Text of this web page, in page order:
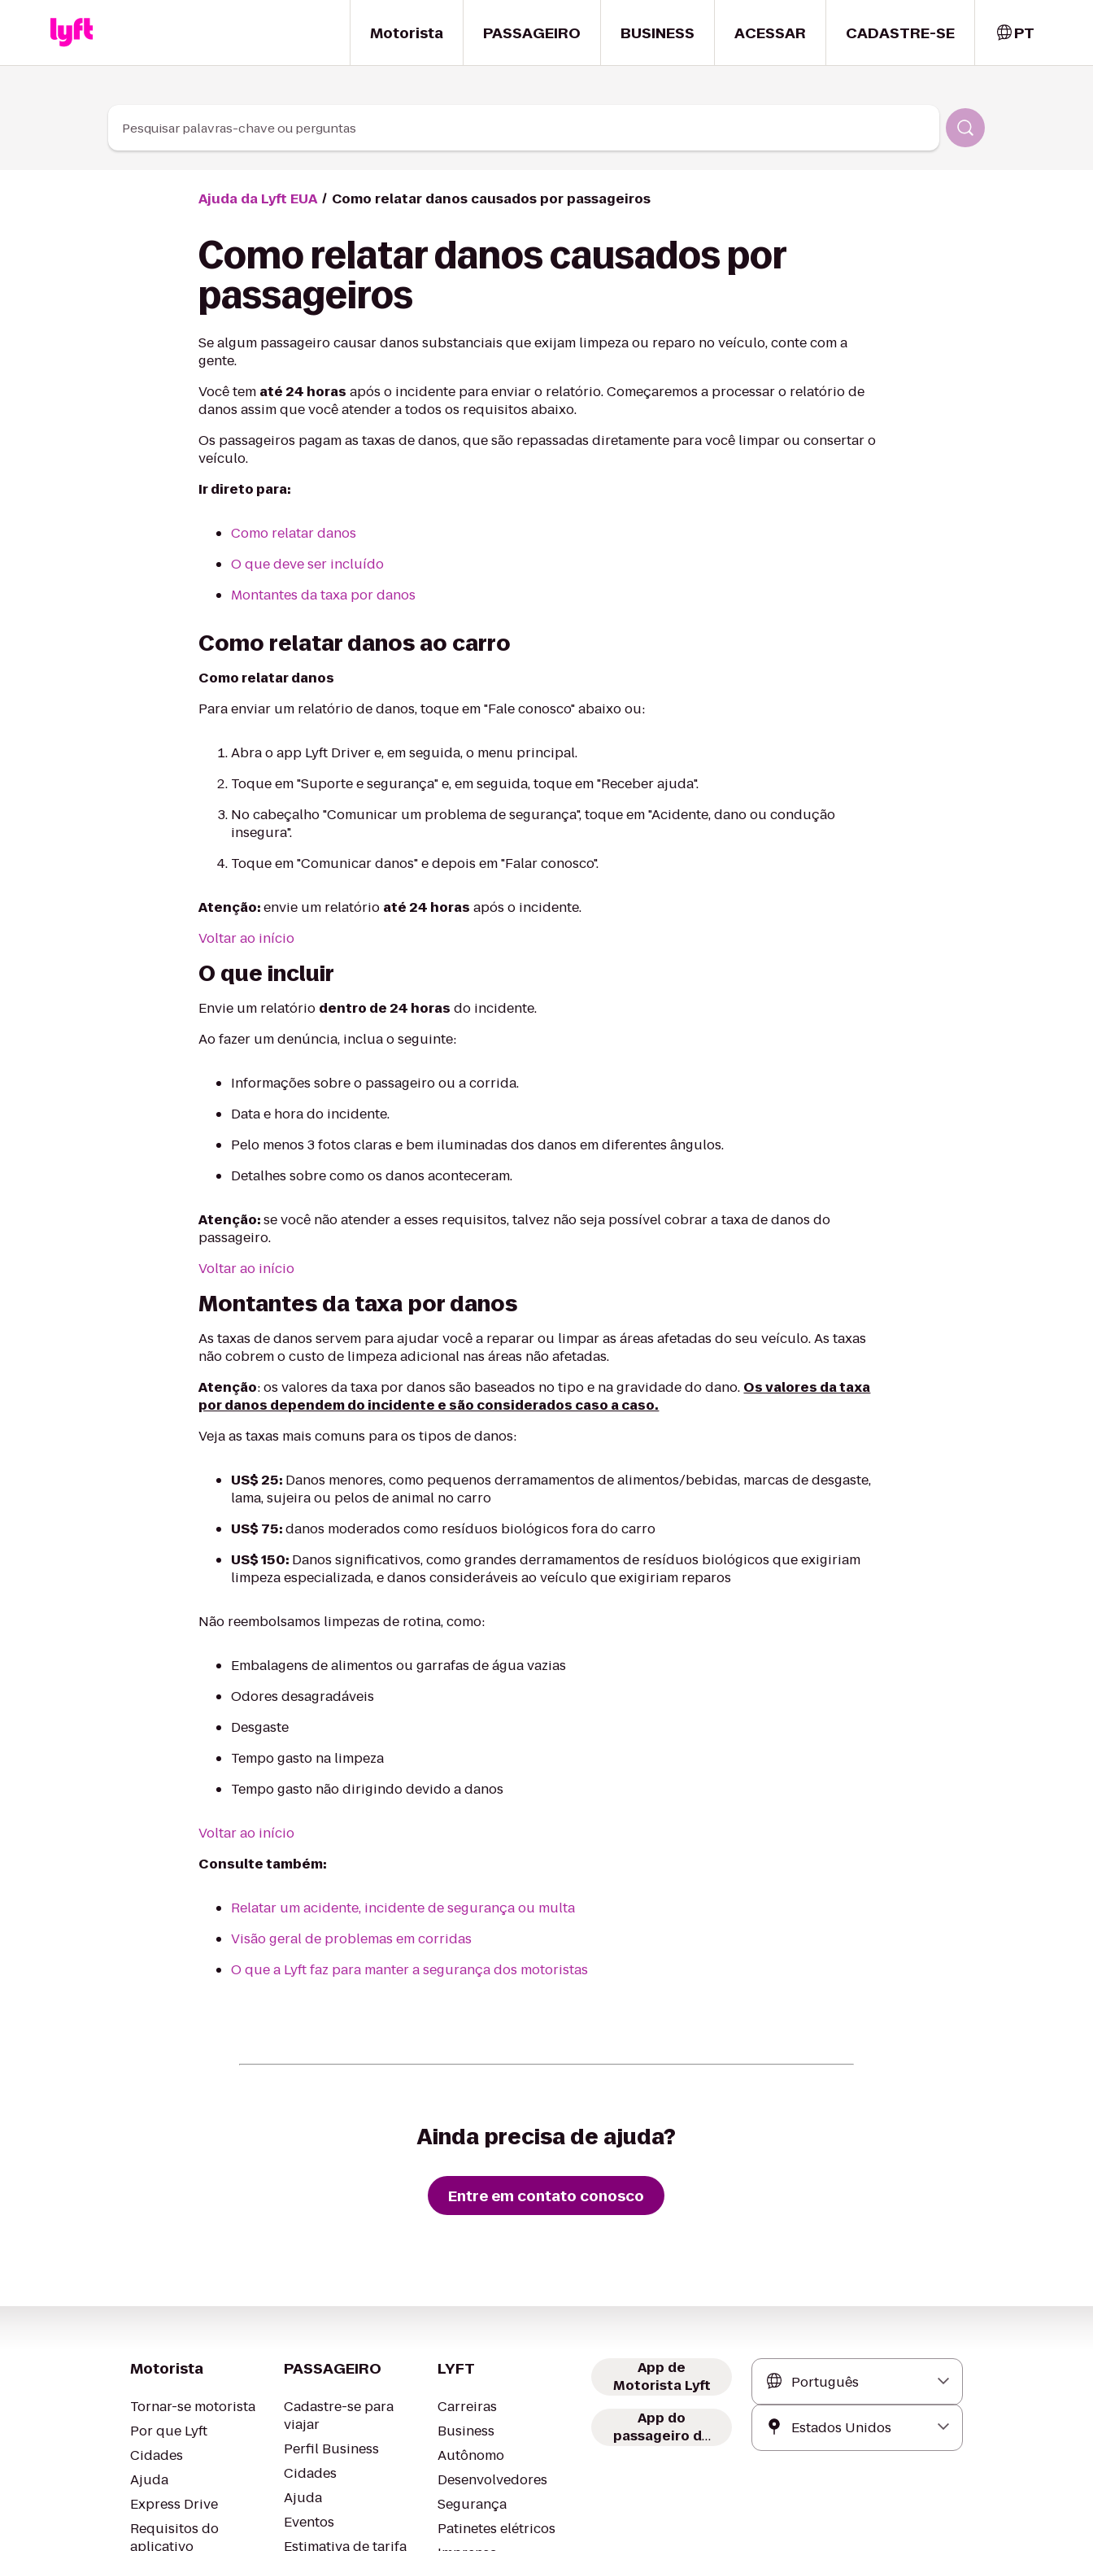
Motorista PASSAGEIRO BUSINESS ACESSAR CADASTRE-SE PT
Pesquisar palavras-chave ou perguntas
Ajuda da Lyft EUA Como relatar danos causados por passageiros
Como relatar danos causados por
passageiros
Se algum passageiro causar danos substanciais que exijam limpeza ou reparo no veículo, conte com a
gente.
Você tem até 24 horas após o incidente para enviar o relatório. Começaremos a processar o relatório de
danos assim que você atender a todos os requisitos abaixo.
Os passageiros pagam as taxas de danos, que são repassadas diretamente para você limpar ou consertar o
veículo.
Ir direto para:
Como relatar danos
O que deve ser incluído
Montantes da taxa por danos
Como relatar danos ao carro
Como relatar danos
Para enviar um relatório de danos, toque em "Fale conosco" abaixo ou:
Abra o app Lyft Driver e, em seguida, o menu principal.
Toque em "Suporte e segurança" e, em seguida, toque em "Receber ajuda".
No cabeçalho "Comunicar um problema de segurança", toque em "Acidente, dano ou condução
insegura".
Toque em "Comunicar danos" e depois em "Falar conosco".
Atenção:envie um relatório até 24 horas após o incidente.
Voltar ao início
O que incluir
Envie um relatório dentro de 24 horas do incidente.
Ao fazer um denúncia, inclua o seguinte:
Informações sobre o passageiro ou a corrida.
Data e hora do incidente.
Pelo menos 3 fotos claras e bem iluminadas dos danos em diferentes ângulos.
Detalhes sobre como os danos aconteceram.
Atenção:se você não atender a esses requisitos, talvez não seja possível cobrar a taxa de danos do
passageiro.
Voltar ao início
Montantes da taxa por danos
As taxas de danos servem para ajudar você a reparar ou limpar as áreas afetadas do seu veículo. As taxas
não cobrem o custo de limpeza adicional nas áreas não afetadas.
Atenção: os valores da taxa por danos são baseados no tipo e na gravidade do dano. Os valores da taxa
por danos dependem do incidente e são considerados caso a caso.
Veja as taxas mais comuns para os tipos de danos:
US$ 25: Danos menores, como pequenos derramamentos de alimentos/bebidas, marcas de desgaste,
lama, sujeira ou pelos de animal no carro
US$ 75:danos moderados como resíduos biológicos fora do carro
US$ 150: Danos significativos, como grandes derramamentos de resíduos biológicos que exigiriam
limpeza especializada, e danos consideráveis ao veículo que exigiriam reparos
Não reembolsamos limpezas de rotina, como:
Embalagens de alimentos ou garrafas de água vazias
Odores desagradáveis
Desgaste
Tempo gasto na limpeza
Tempo gasto não dirigindo devido a danos
Voltar ao início
Consulte também:
Relatar um acidente, incidente de segurança ou multa
Visão geral de problemas em corridas
O que a Lyft faz para manter a segurança dos motoristas
Ainda precisa de ajuda?
Entre em contato conosco
Motorista
Tornar-se motorista
Por que Lyft
Cidades
Ajuda
Express Drive
Requisitos do
aplicativo
PASSAGEIRO
Cadastre-se para
viajar
Perfil Business
Cidades
Ajuda
Eventos
Estimativa de tarifa
LYFT
Carreiras
Business
Autônomo
Desenvolvedores
Segurança
Patinetes elétricos
App de
Motorista Lyft
App do
passageiro da